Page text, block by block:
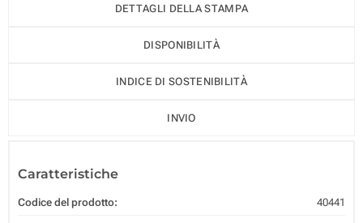
DETTAGLI DELLA STAMPA
DISPONIBILITÀ
INDICE DI SOSTENIBILITÀ
INVIO
Caratteristiche
Codice del prodotto: 40441